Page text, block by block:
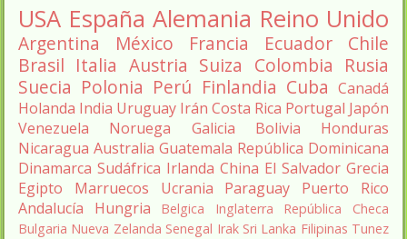
USA España Alemania Reino Unido
Argentina México Francia Ecuador
Chile
Brasil Italia Austria Suiza Colombia Rusia
Suecia Polonia Perú Finlandia Cuba Canadá
Holanda India Uruguay Irán Costa Rica Portugal Japón
Venezuela
Noruega Galicia Bolivia
Honduras
Nicaragua Australia Guatemala República Dominicana
Dinamarca Sudáfrica Irlanda China El Salvador Grecia
Egipto
Marruecos Ucrania Paraguay
Puerto Rico
Andalucía
Hungria Belgica Inglaterra
República Checa
Bulgaria Nueva Zelanda Senegal Irak Sri Lanka Filipinas Tunez